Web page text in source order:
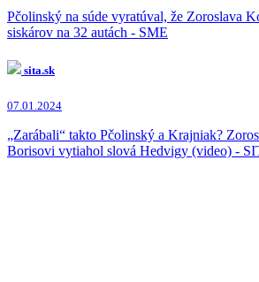
Robert Fico(1x)
Milan Majerský(1x)
Pčolinský na súde vyratúval, že Zoroslava
siskárov na 32 autách - SME
sita.sk
07.01.2024
„Zarábali“ takto Pčolinský a Krajniak?
Borisovi vytiahol slová Hedvigy (video) -